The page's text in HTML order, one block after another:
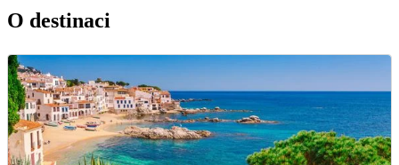
O destinaci